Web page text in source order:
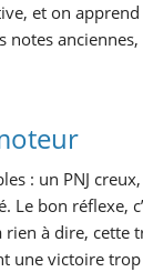
et on
: un PNJ
Le bon réflexe,
rien à dire,
une victoire